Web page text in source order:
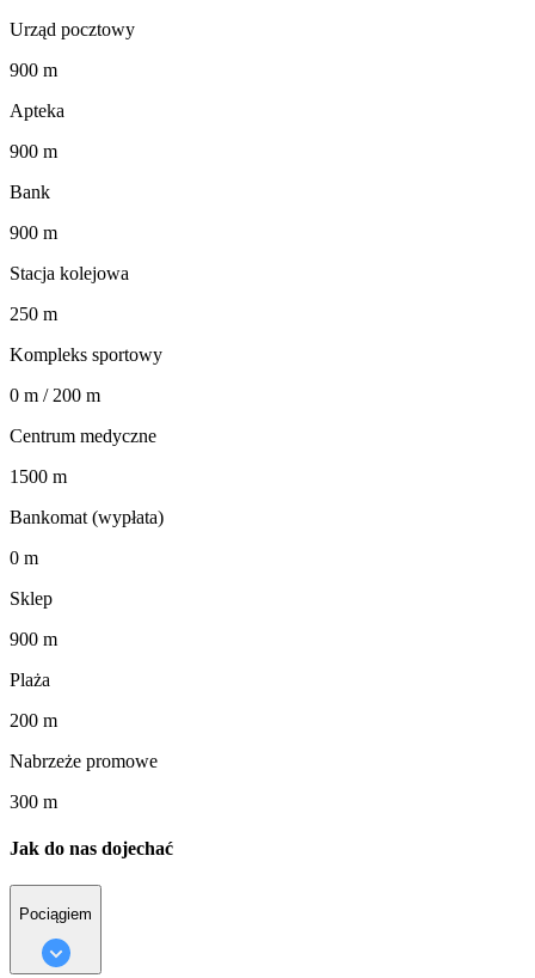
Urząd pocztowy
900 m
Apteka
900 m
Bank
900 m
Stacja kolejowa
250 m
Kompleks sportowy
0 m / 200 m
Centrum medyczne
1500 m
Bankomat (wypłata)
0 m
Sklep
900 m
Plaża
200 m
Nabrzeże promowe
300 m
Jak do nas dojechać
Pociągiem